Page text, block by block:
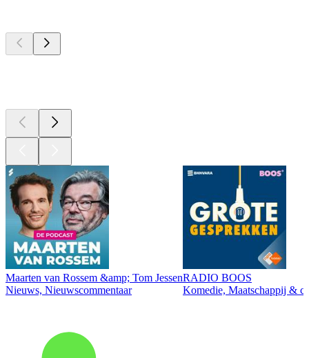
Maarten van Rossem &amp; Tom Jessen
Nieuws, Nieuwscommentaar
RADIO BOOS
Komedie, Maatschappij &